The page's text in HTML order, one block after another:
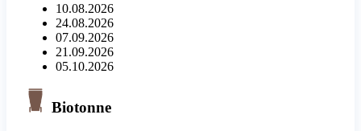
10.08.2026
24.08.2026
07.09.2026
21.09.2026
05.10.2026
Biotonne